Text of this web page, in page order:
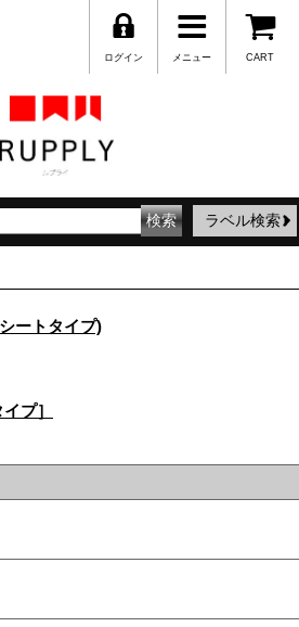
CART
メニュー
ログイン
ラベル検索
ートタイプ)
プ］